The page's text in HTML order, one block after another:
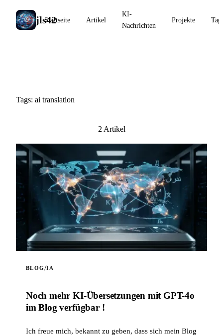
jls42
Startseite Artikel
KI-
Nachrichten
Projekte
Tags: ai translation
2 Artikel
BLOG/IA
Noch mehr KI-Übersetzungen mit GPT-4o
im Blog verfügbar !
Ich freue mich, bekannt zu geben, dass sich mein Blog